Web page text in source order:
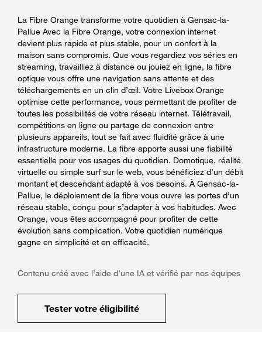
La Fibre Orange transforme votre quotidien à Gensac-la-
Pallue Avec la Fibre Orange, votre connexion internet
devient plus rapide et plus stable, pour un confort à la
maison sans compromis. Que vous regardiez vos séries en
streaming, travailliez à distance ou jouiez en ligne, la fibre
optique vous offre une navigation sans attente et des
téléchargements en un clin d’œil. Votre Livebox Orange
optimise cette performance, vous permettant de profiter de
toutes les possibilités de votre réseau internet. Télétravail,
compétitions en ligne ou partage de connexion entre
plusieurs appareils, tout se fait avec fluidité grâce à une
infrastructure moderne. La fibre apporte aussi une fiabilité
essentielle pour vos usages du quotidien. Domotique, réalité
virtuelle ou simple surf sur le web, vous bénéficiez d’un débit
montant et descendant adapté à vos besoins. À Gensac-la-
Pallue, le déploiement de la fibre vous ouvre les portes d’un
réseau stable, conçu pour s’adapter à vos habitudes. Avec
Orange, vous êtes accompagné pour profiter de cette
évolution sans complication. Votre quotidien numérique
gagne en simplicité et en efficacité.
Contenu créé avec l’aide d’une IA et vérifié par nos équipes
Tester votre éligibilité